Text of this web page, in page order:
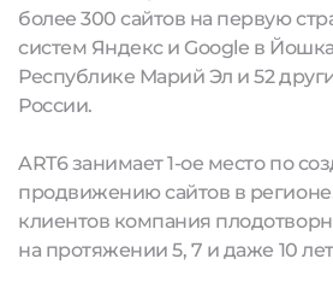
более 300 сайтов на первую
систем Яндекс и Google в
Республике Марий Эл и 52
России.
ART6 занимает 1-ое место по
продвижению сайтов в
клиентов компания
на протяжении 5, 7 и даже 10